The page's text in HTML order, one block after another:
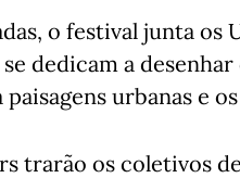
o festival junta os
dedicam a
urbanas e
trarão os coletivos